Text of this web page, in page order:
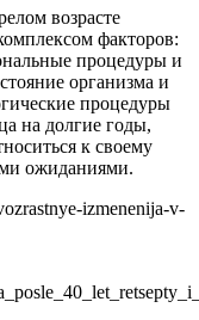
возрасте
факторов:
процедуры и
организма и
процедуры
на долгие годы,
к своему
ожиданиями.
izmenenija-v-